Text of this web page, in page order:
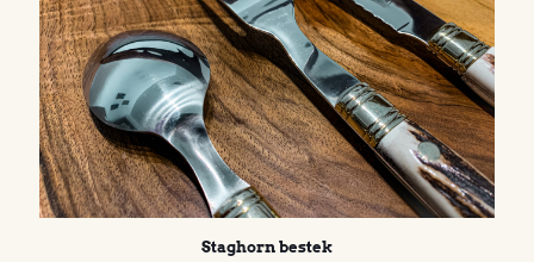
Staghorn bestek